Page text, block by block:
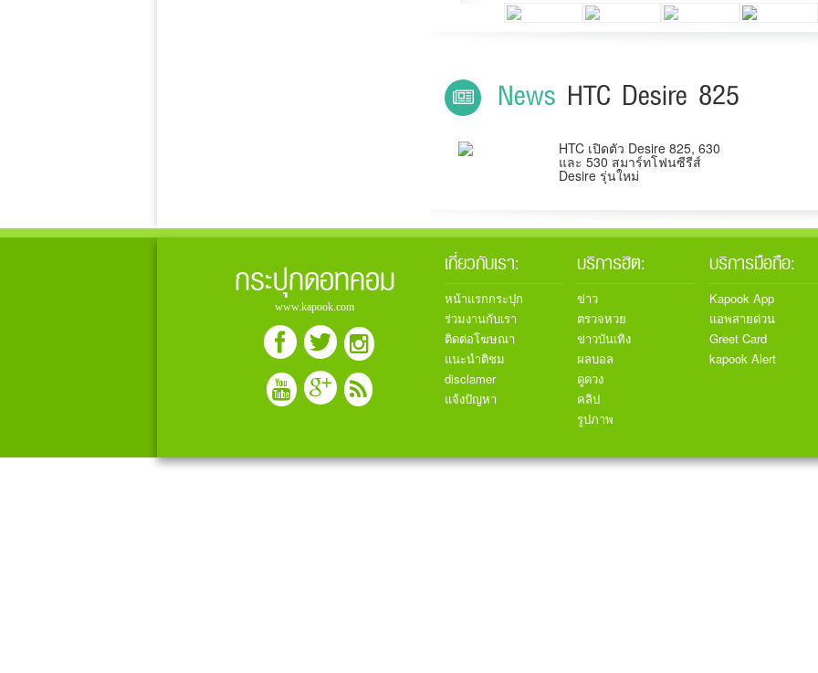
News HTC Desire 825
HTC เปิดตัว Desire 825, 630
และ 530 สมาร์ทโฟนซีรีส์
Desire รุ่นใหม่
กระปุกดอทคอม
www.kapook.com
เกี่ยวกับเรา:
หน้าแรกกระปุก
ร่วมงานกับเรา
ติดต่อโฆษณา
แนะนำติชม
disclamer
แจ้งปัญหา
บริการฮิต:
ข่าว
ตรวจหวย
ข่าวบันเทิง
ผลบอล
ดูดวง
คลิป
รูปภาพ
บริการมือถือ:
Kapook App
แอพสายด่วน
Greet Card
kapook Alert